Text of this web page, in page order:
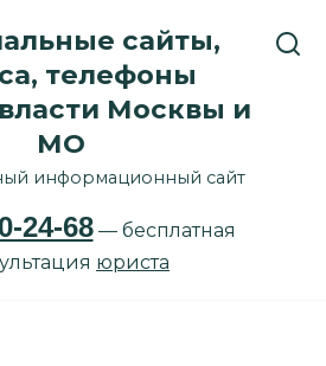
сайты,
телефоны
Москвы и
МО
информационный сайт
24-68— бесплатная
юриста